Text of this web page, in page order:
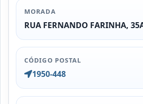
MORADA
RUA FERNANDO FARINHA,
CÓDIGO POSTAL
1950-448